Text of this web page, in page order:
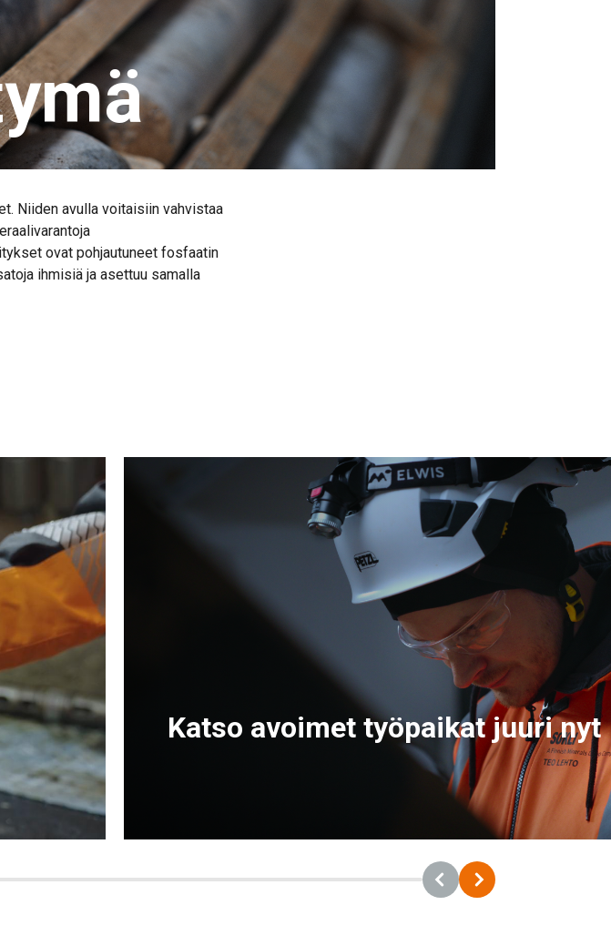
Niiden avulla voitaisiin vahvistaa
ovat pohjautuneet fosfaatin
ihmisiä ja asettuu samalla
Katso avoimet työpaikat juuri nyt